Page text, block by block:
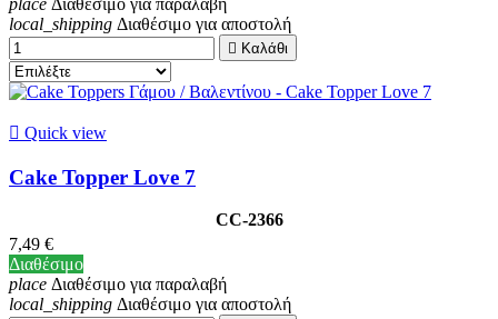
place Διαθέσιμο για παραλαβή
local_shipping Διαθέσιμο για αποστολή
 Καλάθι
 Quick view
Cake Topper Love 7
CC-2366
7,49 €
Διαθέσιμο
place Διαθέσιμο για παραλαβή
local_shipping Διαθέσιμο για αποστολή